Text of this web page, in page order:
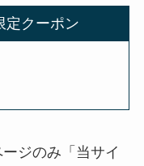
定クーポン
ジのみ「当サイ